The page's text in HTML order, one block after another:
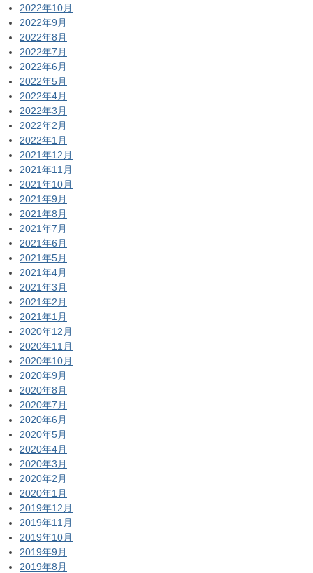
2022年10月
2022年9月
2022年8月
2022年7月
2022年6月
2022年5月
2022年4月
2022年3月
2022年2月
2022年1月
2021年12月
2021年11月
2021年10月
2021年9月
2021年8月
2021年7月
2021年6月
2021年5月
2021年4月
2021年3月
2021年2月
2021年1月
2020年12月
2020年11月
2020年10月
2020年9月
2020年8月
2020年7月
2020年6月
2020年5月
2020年4月
2020年3月
2020年2月
2020年1月
2019年12月
2019年11月
2019年10月
2019年9月
2019年8月